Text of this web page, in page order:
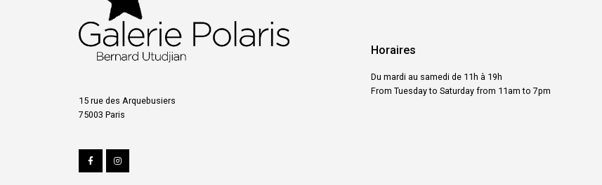
15 rue des Arquebusiers
75003 Paris
Horaires
Du mardi au samedi de 11h à 19h
From Tuesday to Saturday from 11am to 7pm